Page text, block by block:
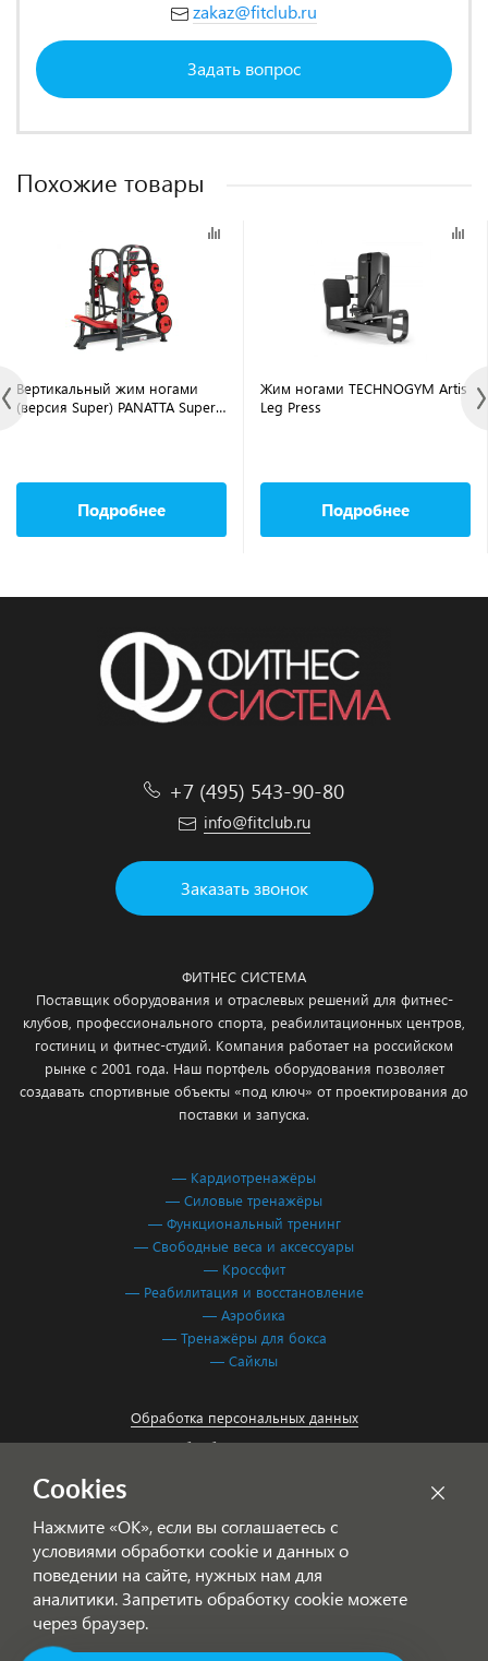
zakaz@fitclub.ru
Задать вопрос
Похожие товары
Вертикальный жим ногами
(версия Super) PANATTA Super
Подробнее
Жим ногами TECHNOGYM Artis
Leg Press
Подробнее
+7 (495) 543-90-80
info@fitclub.ru
Заказать звонок
ФИТНЕС СИСТЕМА
Поставщик оборудования и отраслевых решений для фитнес-
клубов, профессионального спорта, реабилитационных центров,
гостиниц и фитнес-студий. Компания работает на российском
рынке с 2001 года. Наш портфель оборудования позволяет
создавать спортивные объекты «под ключ» от проектирования до
поставки и запуска.
— Кардиотренажёры
— Силовые тренажёры
— Функциональный тренинг
— Свободные веса и аксессуары
— Кроссфит
— Реабилитация и восстановление
— Аэробика
— Тренажёры для бокса
— Сайклы
Обработка персональных данных
Согласие на обработку персональных данных
Cookies
Нажмите «ОК», если вы соглашаетесь с
условиями обработки cookie и данных о
поведении на сайте, нужных нам для
аналитики. Запретить обработку cookie можете
через браузер.